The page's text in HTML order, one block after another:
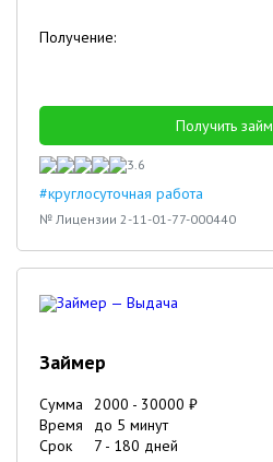
Получение:
Получить займ
3.6
#круглосуточная работа
№ Лицензии 2-11-01-77-000440
Займер
Сумма 2000 - 30000 ₽
Время
до 5 минут
Срок
7 - 180 дней